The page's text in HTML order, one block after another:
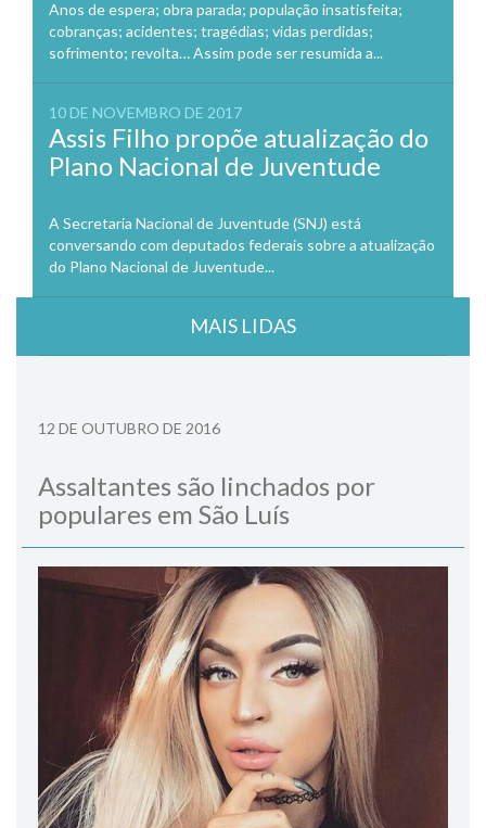
Anos de espera; obra parada; população insatisfeita;
cobranças; acidentes; tragédias; vidas perdidas;
sofrimento; revolta… Assim pode ser resumida a...
10 DE NOVEMBRO DE 2017
Assis Filho propõe atualização do
Plano Nacional de Juventude
A Secretaria Nacional de Juventude (SNJ) está
conversando com deputados federais sobre a atualização
do Plano Nacional de Juventude...
MAIS LIDAS
12 DE OUTUBRO DE 2016
Assaltantes são linchados por
populares em São Luís